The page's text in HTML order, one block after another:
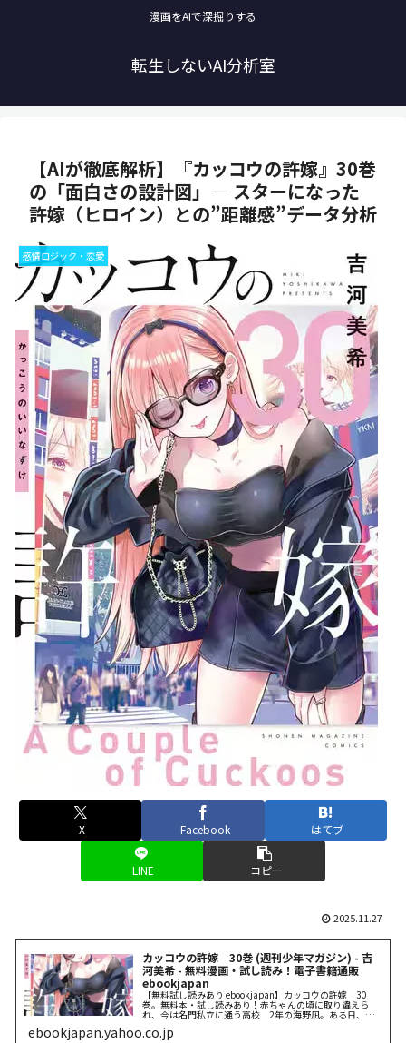
漫画をAIで深掘りする
転生しないAI分析室
【AIが徹底解析】『カッコウの許嫁』30巻
の「面白さの設計図」— スターになった
許嫁（ヒロイン）との”距離感”データ分析
感情ロジック・恋愛
X Facebook はてブ
LINE コピー
2025.11.27
カッコウの許嫁 30巻 (週刊少年マガジン) - 吉
河美希 - 無料漫画・試し読み！電子書籍通販
ebookjapan
【無料試し読みあり ebookjapan】カッコウの許嫁 30
巻。無料本・試し読みあり！赤ちゃんの頃に取り違えら
れ、今は名門私立に通う高校 2年の海野凪。ある日、こ
れから許嫁に会いにいくという超お嬢様女子高生・天野エ
リカと偶然出会い、彼氏の...
ebookjapan.yahoo.co.jp